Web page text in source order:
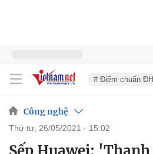
# Điểm chuẩn
Công nghệ
thứ tư, 26/05/2021 - 15:02